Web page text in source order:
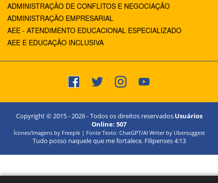
ADMINISTRAÇÃO DE CONFLITOS E NEGOCIAÇÃO
ADMINISTRAÇÃO EMPRESARIAL
AEE - ATENDIMENTO EDUCACIONAL ESPECIALIZADO
AEE E EDUCAÇÃO INCLUSIVA
Copyright © 2015 -2026- Todos os direitos reservados.Usuários
Online: 507
Ícones/Imagens by Freepik | Fonte Texto: ChatGPT/AI Writer by Ubersuggest
Tudo posso naquele que me fortalece. Filipenses 4:13